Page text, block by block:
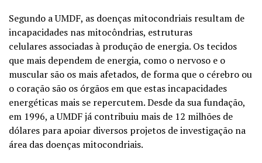
Segundo a UMDF, as doenças mitocondriais resultam de
incapacidades nas mitocôndrias, estruturas
celulares associadas à produção de energia. Os tecidos
que mais dependem de energia, como o nervoso e o
muscular são os mais afetados, de forma que o cérebro ou
o coração são os órgãos em que estas incapacidades
energéticas mais se repercutem. Desde da sua fundação,
em 1996, a UMDF já contribuiu mais de 12 milhões de
dólares para apoiar diversos projetos de investigação na
área das doenças mitocondriais.